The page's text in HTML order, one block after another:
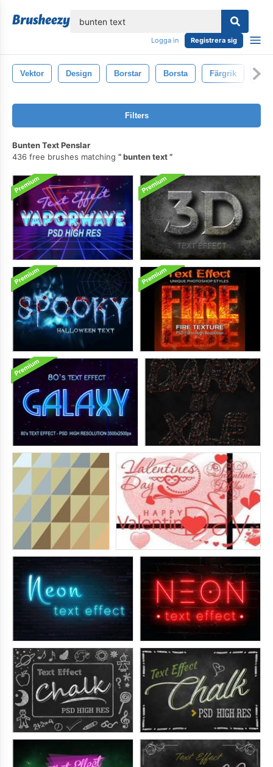
Logga in Registrera sig
Vektor Design Borstar Borsta Färgrik
Filters
Bunten Text Penslar
436 free brushes matching
bunten text